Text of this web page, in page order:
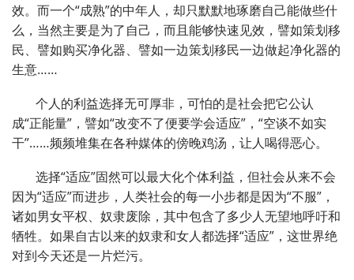
效。而一个“成熟”的中年人，却只默默地琢磨自己能做些什
么，当然主要是为了自己，而且能够快速见效，譬如策划移
民、譬如购买净化器、譬如一边策划移民一边做起净化器的
生意……
个人的利益选择无可厚非，可怕的是社会把它公认
成“正能量”，譬如“改变不了便要学会适应”，“空谈不如实
干”……频频堆集在各种媒体的傍晚鸡汤，让人喝得恶心。
选择“适应”固然可以最大化个体利益，但社会从来不会
因为“适应”而进步，人类社会的每一小步都是因为“不服”，
诸如男女平权、奴隶废除，其中包含了多少人无望地呼吁和
牺牲。如果自古以来的奴隶和女人都选择“适应”，这世界绝
对到今天还是一片烂污。